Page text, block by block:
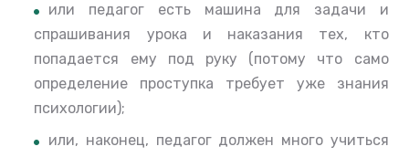
или педагог есть машина для задачи и
спрашивания урока и наказания тех, кто
попадается ему под руку (потому что само
определение проступка требует уже знания
психологии);
или, наконец, педагог должен много учиться